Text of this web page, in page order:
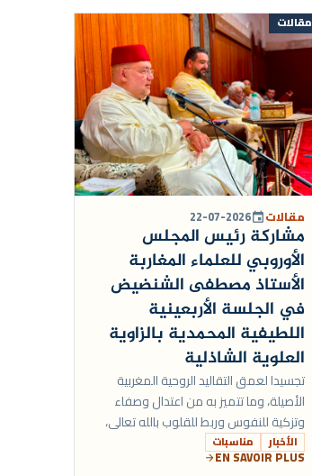
مقالات
مقالاتevent
22-07-2026
مشاركة رئيس المجلس
الأوروبي للعلماء المغاربة
الأستاذ مصطفى الشنضيض
في الجلسة الأربعينية
اللطيفية المحمدية بالزاوية
العلوية الشاذلية
تجسيدا لعمق التقاليد الروحية المغربية
الأصيلة، وما تتميز به من اعتدال وصفاء
وتزكية للنفوس وربط للقلوب بالله تعالى،
وفي أجواء إيمانية وروحانية عامرة بأنوار
المحبة ال...
الأخبار مناسبات
EN SAVOIR PLUS
arrow_forward